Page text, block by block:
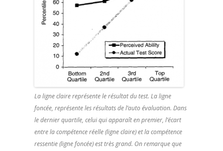
La ligne claire représente le résultat du test. La ligne
foncée, représente les résultats de l’auto évaluation. Dans
le dernier quartile, celui qui apparaît en premier, l’écart
entre la compétence réelle (ligne claire) et la compétence
ressentie (ligne foncée) est très grand. On remarque que